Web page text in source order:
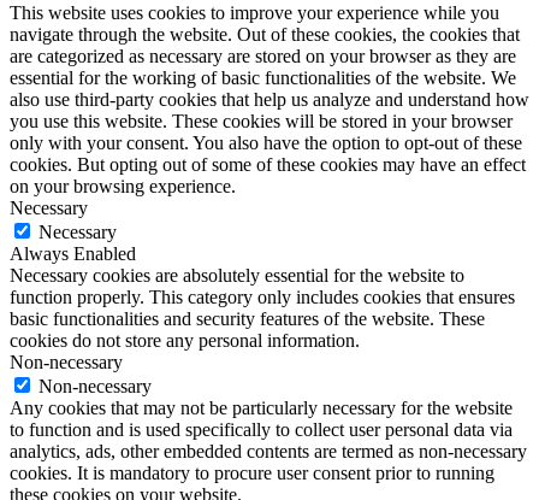
This website uses cookies to improve your experience while you
navigate through the website. Out of these cookies, the cookies that
are categorized as necessary are stored on your browser as they are
essential for the working of basic functionalities of the website. We
also use third-party cookies that help us analyze and understand how
you use this website. These cookies will be stored in your browser
only with your consent. You also have the option to opt-out of these
cookies. But opting out of some of these cookies may have an effect
on your browsing experience.
Necessary
Necessary
Always Enabled
Necessary cookies are absolutely essential for the website to
function properly. This category only includes cookies that ensures
basic functionalities and security features of the website. These
cookies do not store any personal information.
Non-necessary
Non-necessary
Any cookies that may not be particularly necessary for the website
to function and is used specifically to collect user personal data via
analytics, ads, other embedded contents are termed as non-necessary
cookies. It is mandatory to procure user consent prior to running
these cookies on your website.